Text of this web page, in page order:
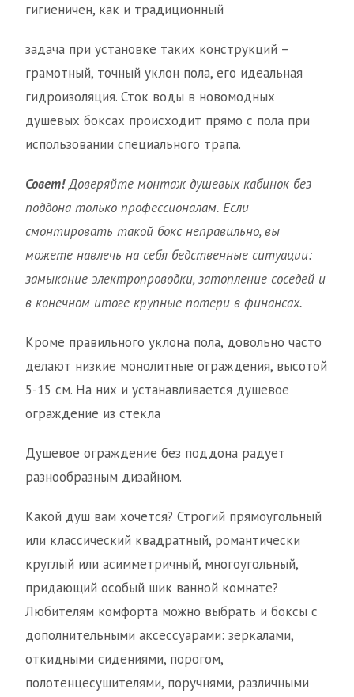
гигиеничен, как и традиционный
задача при установке таких конструкций –
грамотный, точный уклон пола, его идеальная
гидроизоляция. Сток воды в новомодных
душевых боксах происходит прямо с пола при
использовании специального трапа.
Совет!Доверяйте монтаж душевых кабинок без
поддона только профессионалам. Если
смонтировать такой бокс неправильно, вы
можете навлечь на себя бедственные ситуации:
замыкание электропроводки, затопление соседей и
в конечном итоге крупные потери в финансах.
Кроме правильного уклона пола, довольно часто
делают низкие монолитные ограждения, высотой
5-15 см. На них и устанавливается душевое
ограждение из стекла
Душевое ограждение без поддона радует
разнообразным дизайном.
Какой душ вам хочется? Строгий прямоугольный
или классический квадратный, романтически
круглый или асимметричный, многоугольный,
придающий особый шик ванной комнате?
Любителям комфорта можно выбрать и боксы с
дополнительными аксессуарами: зеркалами,
откидными сидениями, порогом,
полотенцесушителями, поручнями, различными